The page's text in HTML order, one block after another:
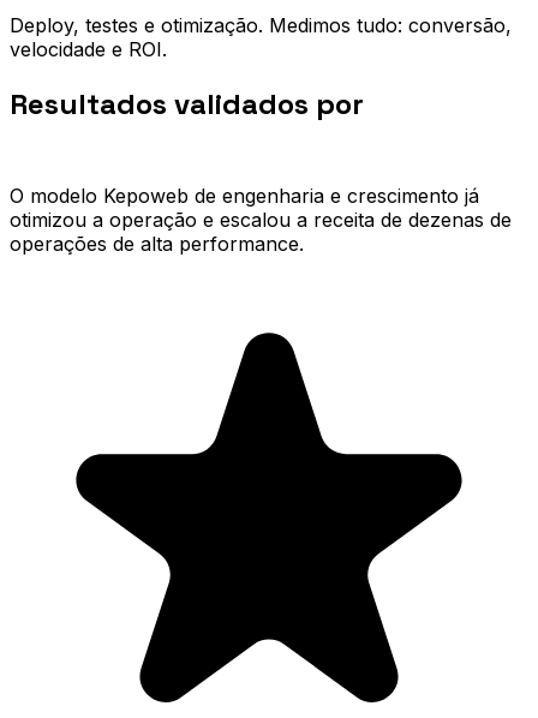
Deploy, testes e otimização. Medimos tudo: conversão,
velocidade e ROI.
Resultados validados por
O modelo Kepoweb de engenharia e crescimento já
otimizou a operação e escalou a receita de dezenas de
operações de alta performance.